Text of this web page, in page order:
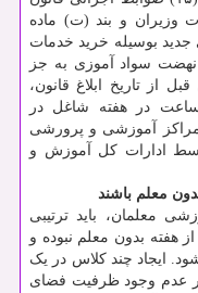
هیأت وزیران و بند (ت) ماده
جدید بوسیله خرید خدمات
نهضت سواد آموزی به جز
از تاریخ ابلاغ قانون،
یک سال تحصیلی بصورت ۲۴ ساعت در هفته شاغل در
آموزشی و پرورشی
ادارات کل آموزش و
معلم باشند
معلمان، باید ترتیبی
هفته بدون معلم نبوده و
ایجاد چند کلاس در یک
عدم وجود ظرفیت فضای